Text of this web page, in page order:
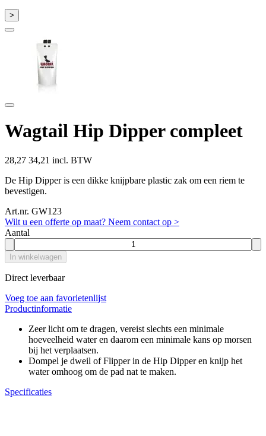
>
Wagtail Hip Dipper compleet
28,27 34,21 incl. BTW
De Hip Dipper is een dikke knijpbare plastic zak om een riem te
bevestigen.
Art.nr. GW123
Wilt u een offerte op maat? Neem contact op >
Aantal
In winkelwagen
Direct leverbaar
Voeg toe aan favorietenlijst
Productinformatie
Zeer licht om te dragen, vereist slechts een minimale
hoeveelheid water en daarom een ​​minimale kans op morsen
bij het verplaatsen.
Dompel je dweil of Flipper in de Hip Dipper en knijp het
water omhoog om de pad nat te maken.
Specificaties